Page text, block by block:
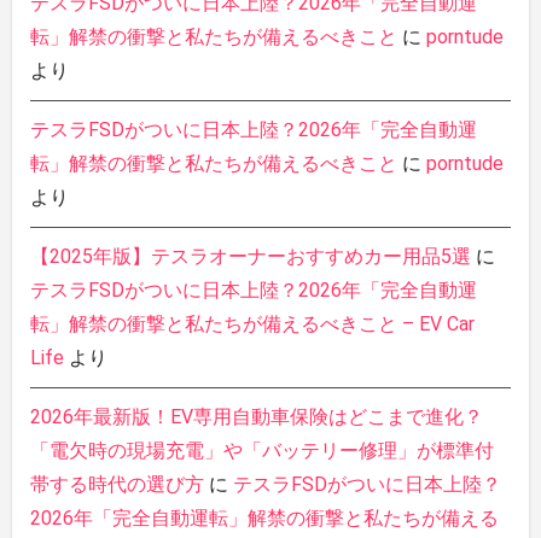
転」解禁の衝撃と私たちが備えるべきこと に porntude
より
テスラFSDがついに日本上陸？2026年「完全自動運
転」解禁の衝撃と私たちが備えるべきこと に porntude
より
【2025年版】テスラオーナーおすすめカー用品5選 に
テスラFSDがついに日本上陸？2026年「完全自動運
転」解禁の衝撃と私たちが備えるべきこと – EV Car
Life より
2026年最新版！EV専用自動車保険はどこまで進化？
「電欠時の現場充電」や「バッテリー修理」が標準付
帯する時代の選び方に テスラFSDがついに日本上陸？
2026年「完全自動運転」解禁の衝撃と私たちが備える